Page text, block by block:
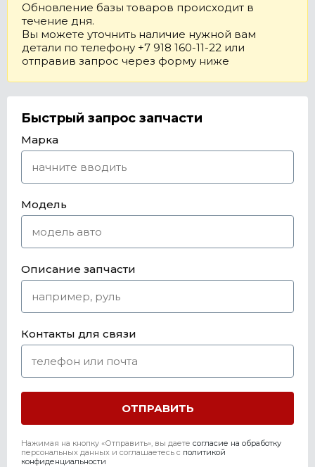
Обновление базы товаров происходит в
течение дня.
Вы можете уточнить наличие нужной вам
детали по телефону +7 918 160-11-22 или
отправив запрос через форму ниже
Быстрый запрос запчасти
Марка
Модель
Описание запчасти
Контакты для связи
Нажимая на кнопку «Отправить», вы даете согласие на обработку
персональных данных и соглашаетесь c политикой
конфиденциальности